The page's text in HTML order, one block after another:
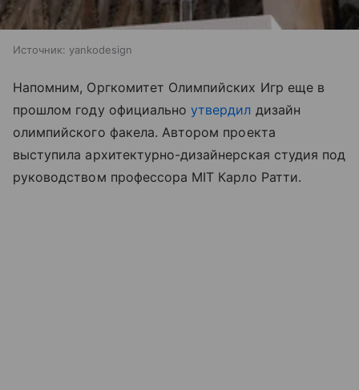
Источник: yankodesign
Напомним, Оргкомитет Олимпийских Игр еще в
прошлом году официальноутвердил дизайн
олимпийского факела. Автором проекта
выступила архитектурно-дизайнерская студия под
руководством профессора MIT Карло Ратти.